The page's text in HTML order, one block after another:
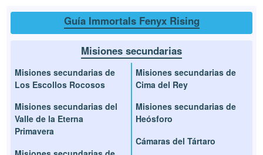
Guía Immortals Fenyx Rising
Misiones secundarias
Misiones secundarias de
Los Escollos Rocosos
Misiones secundarias del
Valle de la Eterna
Primavera
Misiones secundarias de
Cima del Rey
Misiones secundarias de
Heósforo
Cámaras del Tártaro